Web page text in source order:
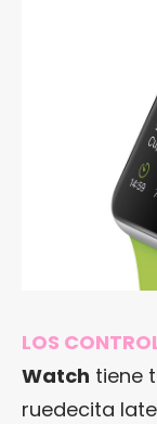
LOS
Watch tiene
ruedecita